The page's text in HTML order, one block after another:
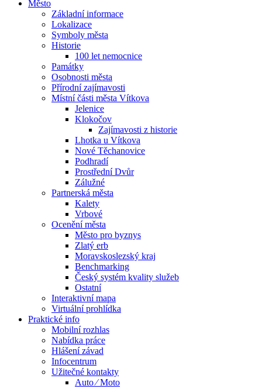
Město
Základní informace
Lokalizace
Symboly města
Historie
100 let nemocnice
Památky
Osobnosti města
Přírodní zajímavosti
Místní části města Vítkova
Jelenice
Klokočov
Zajímavosti z historie
Lhotka u Vítkova
Nové Těchanovice
Podhradí
Prostřední Dvůr
Zálužné
Partnerská města
Kalety
Vrbové
Ocenění města
Město pro byznys
Zlatý erb
Moravskoslezský kraj
Benchmarking
Český systém kvality služeb
Ostatní
Interaktivní mapa
Virtuální prohlídka
Praktické info
Mobilní rozhlas
Nabídka práce
Hlášení závad
Infocentrum
Užitečné kontakty
Auto ⁄ Moto